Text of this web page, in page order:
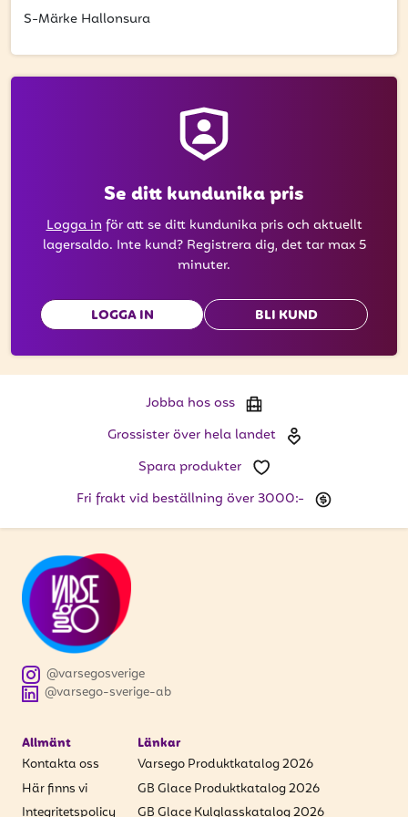
och erbjudanden.
PRENUMERERA
S-Märke Hallonsura
Se ditt kundunika pris
Logga inför att se ditt kundunika pris och aktuellt
lagersaldo. Inte kund? Registrera dig, det tar max 5
minuter.
LOGGA IN BLI KUND
Jobba hos oss
Grossister över hela landet
Spara produkter
Fri frakt vid beställning över 3000:-
@varsego-sverige-ab
@varsegosverige
Allmänt
Kontakta oss
Här finns vi
Integritetspolicy
Länkar
Varsego Produktkatalog 2026
GB Glace Produktkatalog 2026
GB Glace Kulglasskatalog 2026